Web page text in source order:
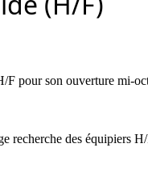
pour son ouverture mi-
recherche des équipiers